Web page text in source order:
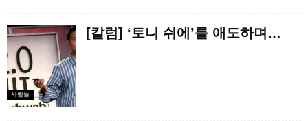
사람들
[칼럼] ‘토니 쉬에’를 애도하며…